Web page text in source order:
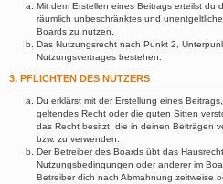
Mit dem Erstellen eines Beitrags erteilst du
räumlich unbeschränktes und
Boards zu nutzen.
Das Nutzungsrecht nach Punkt 2,
Nutzungsvertrages bestehen.
3. PFLICHTEN DES NUTZERS
Du erklärst mit der Erstellung eines
geltendes Recht oder die guten Sitten
das Recht besitzt, die in deinen Beiträgen
bzw. zu verwenden.
Der Betreiber des Boards übt das
Nutzungsbedingungen oder anderer im
Betreiber dich nach Abmahnung zeitweise